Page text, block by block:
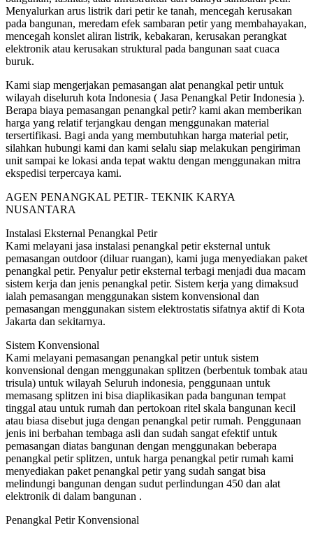
Menyalurkan arus listrik dari petir ke tanah, mencegah kerusakan
pada bangunan, meredam efek sambaran petir yang membahayakan,
mencegah konslet aliran listrik, kebakaran, kerusakan perangkat
elektronik atau kerusakan struktural pada bangunan saat cuaca
buruk.
Kami siap mengerjakan pemasangan alat penangkal petir untuk
wilayah diseluruh kota Indonesia ( Jasa Penangkal Petir Indonesia ).
Berapa biaya pemasangan penangkal petir? kami akan memberikan
harga yang relatif terjangkau dengan menggunakan material
tersertifikasi. Bagi anda yang membutuhkan harga material petir,
silahkan hubungi kami dan kami selalu siap melakukan pengiriman
unit sampai ke lokasi anda tepat waktu dengan menggunakan mitra
ekspedisi terpercaya kami.
AGEN PENANGKAL PETIR- TEKNIK KARYA
NUSANTARA
Instalasi Eksternal Penangkal Petir
Kami melayani jasa instalasi penangkal petir eksternal untuk
pemasangan outdoor (diluar ruangan), kami juga menyediakan paket
penangkal petir. Penyalur petir eksternal terbagi menjadi dua macam
sistem kerja dan jenis penangkal petir. Sistem kerja yang dimaksud
ialah pemasangan menggunakan sistem konvensional dan
pemasangan menggunakan sistem elektrostatis sifatnya aktif di Kota
Jakarta dan sekitarnya.
Sistem Konvensional
Kami melayani pemasangan penangkal petir untuk sistem
konvensional dengan menggunakan splitzen (berbentuk tombak atau
trisula) untuk wilayah Seluruh indonesia, penggunaan untuk
memasang splitzen ini bisa diaplikasikan pada bangunan tempat
tinggal atau untuk rumah dan pertokoan ritel skala bangunan kecil
atau biasa disebut juga dengan penangkal petir rumah. Penggunaan
jenis ini berbahan tembaga asli dan sudah sangat efektif untuk
pemasangan diatas bangunan dengan menggunakan beberapa
penangkal petir splitzen, untuk harga penangkal petir rumah kami
menyediakan paket penangkal petir yang sudah sangat bisa
melindungi bangunan dengan sudut perlindungan 450 dan alat
elektronik di dalam bangunan .
Penangkal Petir Konvensional